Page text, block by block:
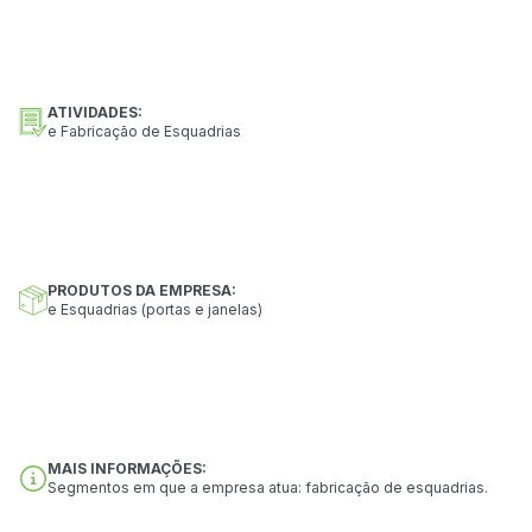
ATIVIDADES:
e Fabricação de Esquadrias
PRODUTOS DA EMPRESA:
e Esquadrias (portas e janelas)
MAIS INFORMAÇÕES:
Segmentos em que a empresa atua: fabricação de esquadrias.